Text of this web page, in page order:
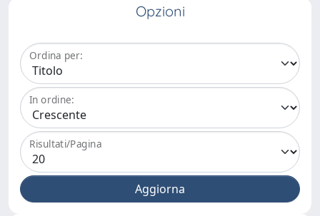
Opzioni
Ordina per:
In ordine:
Risultati/Pagina